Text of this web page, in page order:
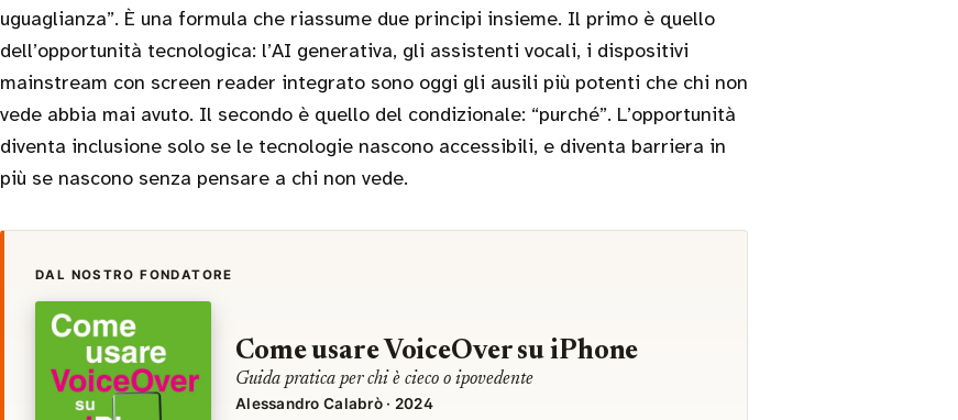
uguaglianza”. È una formula che riassume due principi insieme. Il primo è quello
dell’opportunità tecnologica: l’AI generativa, gli assistenti vocali, i dispositivi
mainstream con screen reader integrato sono oggi gli ausili più potenti che chi non
vede abbia mai avuto. Il secondo è quello del condizionale: “purché”. L’opportunità
diventa inclusione solo se le tecnologie nascono accessibili, e diventa barriera in
più se nascono senza pensare a chi non vede.
DAL NOSTRO FONDATORE
Come usare VoiceOver su iPhone
Guida pratica per chi è cieco o ipovedente
Alessandro Calabrò · 2024